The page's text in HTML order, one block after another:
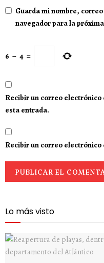
Guarda mi nombre,
navegador para la
6 − 4 =
Recibir un correo
esta entrada.
Recibir un correo electrónico
Lo más visto